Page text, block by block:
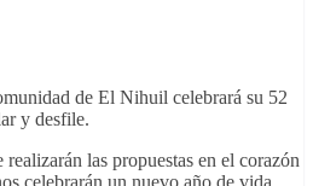
de El Nihuil celebrará su 52
y desfile.
realizarán las propuestas en el corazón